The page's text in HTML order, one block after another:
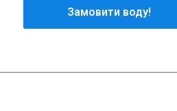
Замовити воду!
Замовити воду!